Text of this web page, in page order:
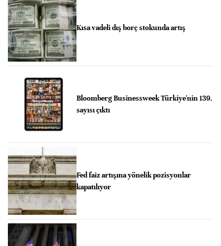
Kısa vadeli dış borç stokunda artış
Bloomberg Businessweek Türkiye'nin 139.
sayısı çıktı
Fed faiz artışına yönelik pozisyonlar
kapatılıyor